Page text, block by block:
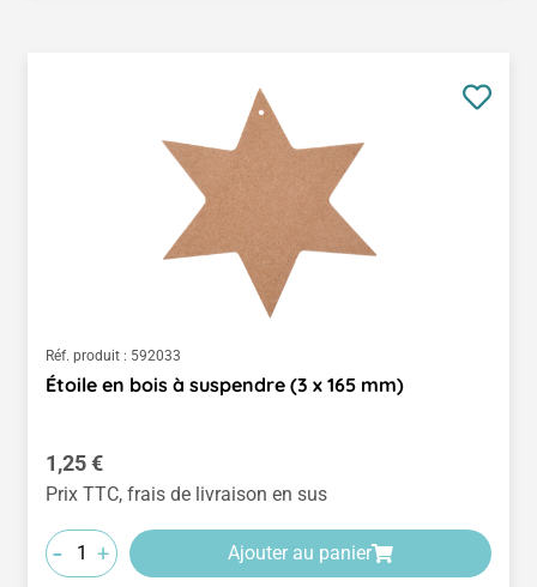
Réf. produit : 592033
Étoile en bois à suspendre (3 x 165 mm)
Prix régulier :
1,25 €
Prix TTC, frais de livraison en sus
- + Ajouter au panier